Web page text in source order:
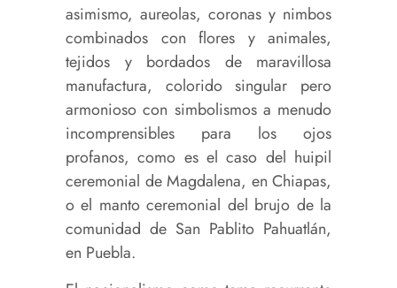
asimismo, aureolas, coronas y nimbos
combinados con flores y animales,
tejidos y bordados de maravillosa
manufactura, colorido singular pero
armonioso con simbolismos a menudo
incomprensibles para los ojos
profanos, como es el caso del huipil
ceremonial de Magdalena, en Chiapas,
o el manto ceremonial del brujo de la
comunidad de San Pablito Pahuatlán,
en Puebla.